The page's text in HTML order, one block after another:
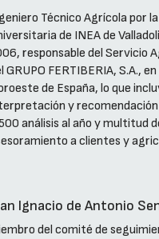
Técnico Agrícola por
de INEA de
responsable del Servicio
GRUPO FERTIBERIA, S.A.,
de España, lo que
y recomendación
análisis al año y multitud
a clientes y
Ignacio de Antonio
del comité de